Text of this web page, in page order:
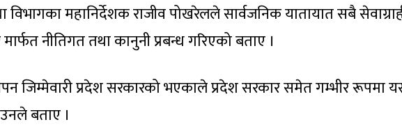
विभागका महानिर्देशक राजीव पोखरेलले सार्वजनिक यातायात सबै
नीतिगत तथा कानुनी प्रबन्ध गरिएको बताए ।
जिम्मेवारी प्रदेश सरकारको भएकाले प्रदेश सरकार समेत गम्भीर रूपमा
बताए ।